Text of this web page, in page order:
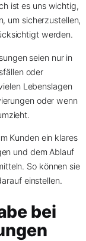
ist es uns wichtig,
um sicherzustellen,
werden.
seien nur in
oder
Lebenslagen
oder wenn
Kunden ein klares
und dem Ablauf
So können sie
einstellen.
bei